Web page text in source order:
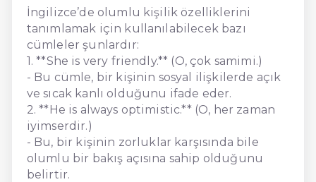
İngilizce’de olumlu kişilik özelliklerini
tanımlamak için kullanılabilecek bazı
cümleler şunlardır:
1. **She is very friendly.** (O, çok samimi.)
- Bu cümle, bir kişinin sosyal ilişkilerde açık
ve sıcak kanlı olduğunu ifade eder.
2. **He is always optimistic.** (O, her zaman
iyimserdir.)
- Bu, bir kişinin zorluklar karşısında bile
olumlu bir bakış açısına sahip olduğunu
belirtir.